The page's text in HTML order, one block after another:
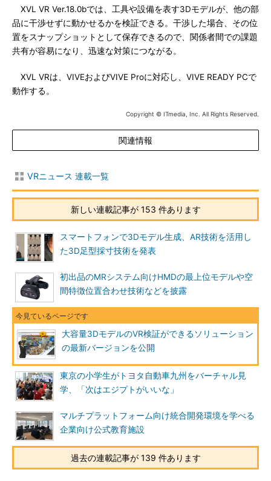
XVL VR Ver.18.0bでは、工具や設備を表す3Dモデルが、他の部
品に干渉せずに動かせるかを検証できる。干渉した場合、その位
置をスナップショットとして保存できるので、関係者間での課題
共有が容易になり、迅速な対策につながる。
XVL VRは、VIVEおよびVIVE Proに対応し、VIVE READY PCで
動作する。
Copyright © ITmedia, Inc. All Rights Reserved.
関連情報
VRニュース 連載一覧
新しい連載記事が 153 件あります
スマートフォンで3Dモデル生成、AR技術を活用し
た3D足型採寸技術を発表
初出品のMRシステム向けHMDの最上位モデルや空
間特徴位置合わせ技術などを披露
大容量3DモデルのVR検証ができるソリューション
の最新バージョンを公開
東京の小学生がトヨタ自動車九州をバーチャル見
学、「次はエジプトがいいな」
マルチプラットフォーム向け統合開発環境を学べる
企業向け公式教育施設
過去の連載記事が 139 件あります